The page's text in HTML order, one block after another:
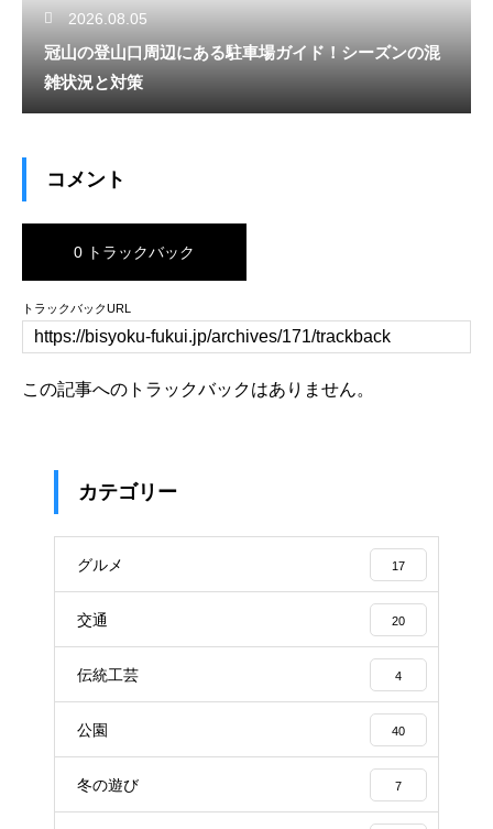
2026.08.05
冠山の登山口周辺にある駐車場ガイド！シーズンの混
雑状況と対策
コメント
0 トラックバック
トラックバックURL
この記事へのトラックバックはありません。
カテゴリー
グルメ 17
交通 20
伝統工芸 4
公園 40
冬の遊び 7